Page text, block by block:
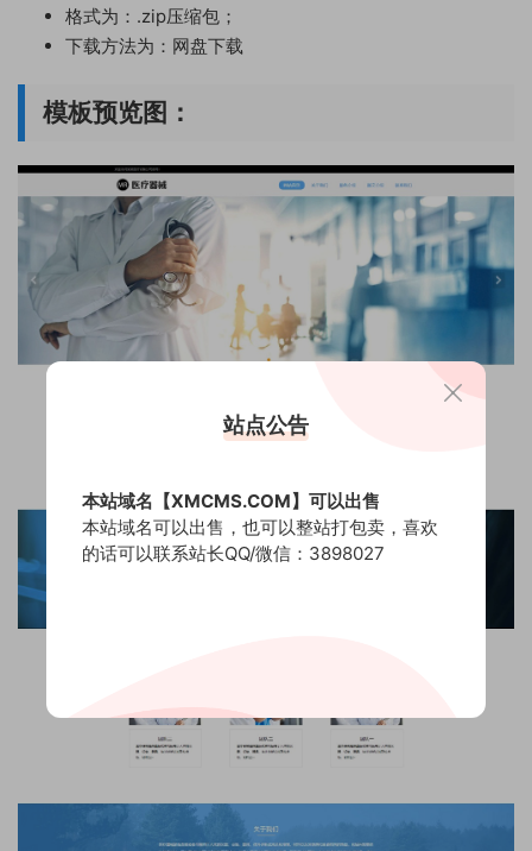
格式为：.zip压缩包；
下载方法为：网盘下载
模板预览图：
站点公告
本站域名【XMCMS.COM】可以出售
本站域名可以出售，也可以整站打包卖，喜欢
的话可以联系站长QQ/微信：3898027